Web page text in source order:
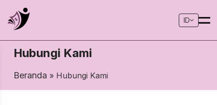
ID
Hubungi Kami
Beranda » Hubungi Kami